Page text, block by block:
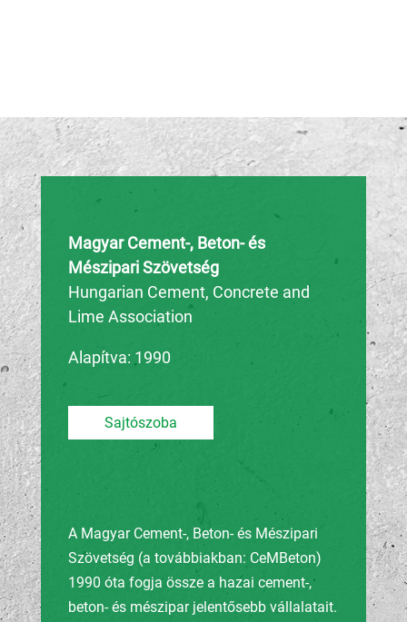
Magyar Cement-, Beton- és
Mészipari Szövetség
Hungarian Cement, Concrete and
Lime Association
Alapítva: 1990
Sajtószoba
A Magyar Cement-, Beton- és Mészipari
Szövetség (a továbbiakban: CeMBeton)
1990 óta fogja össze a hazai cement-,
beton- és mészipar jelentősebb vállalatait.